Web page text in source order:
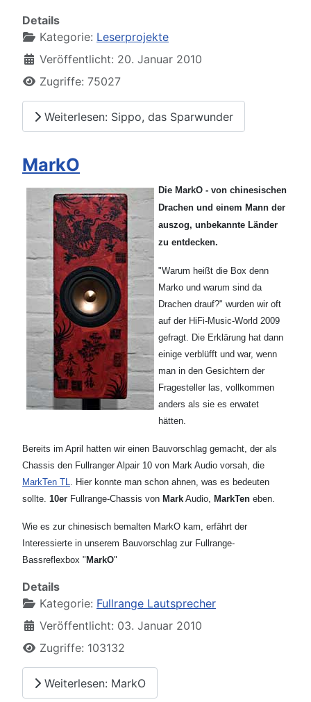
Details
Kategorie: Leserprojekte
Veröffentlicht: 20. Januar 2010
Zugriffe: 75027
Weiterlesen: Sippo, das Sparwunder
MarkO
Die MarkO - von chinesischen
Drachen und einem Mann der
auszog, unbekannte Länder
zu entdecken.
"Warum heißt die Box denn
Marko und warum sind da
Drachen drauf?" wurden wir oft
auf der HiFi-Music-World 2009
gefragt. Die Erklärung hat dann
einige verblüfft und war, wenn
man in den Gesichtern der
Fragesteller las, vollkommen
anders als sie es erwatet
hätten.
Bereits im April hatten wir einen Bauvorschlag gemacht, der als
Chassis den Fullranger Alpair 10 von Mark Audio vorsah, die
MarkTen TL. Hier konnte man schon ahnen, was es bedeuten
sollte. 10er Fullrange-Chassis von Mark Audio, MarkTen eben.
Wie es zur chinesisch bemalten MarkO kam, erfährt der
Interessierte in unserem Bauvorschlag zur Fullrange-
Bassreflexbox " MarkO"
Details
Kategorie: Fullrange Lautsprecher
Veröffentlicht: 03. Januar 2010
Zugriffe: 103132
Weiterlesen: MarkO